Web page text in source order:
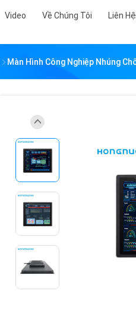
Video Về Chúng Tôi Liên
Màn Hình Công Nghiệp Nhúng